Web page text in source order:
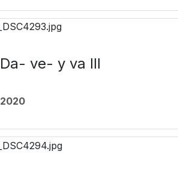
Da- ve- y va III
2020